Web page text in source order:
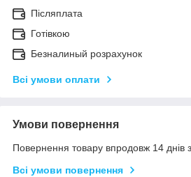
Післяплата
Готівкою
Безналиный розрахунок
Всі умови оплати
Умови повернення
Повернення товару впродовж 14 днів
Всі умови повернення